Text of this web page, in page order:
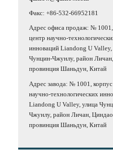
Факс: +86-532-66952181
Адрес офиса продаж: № 1001,
центр научно-
инноваций Liandong U Valley,
Чунцин-Чжунлу, район
провинция Шаньдун, Китай
Адрес завода: № 1001,
научно-технологических
Liandong U Valley, улица
Чжунлу, район Личан, Циндао,
провинция Шаньдун, Китай